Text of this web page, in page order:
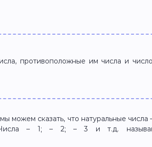
противоположные им числа и
можем сказать, что натуральные числа
– 1; – 2; – 3 и т.д.